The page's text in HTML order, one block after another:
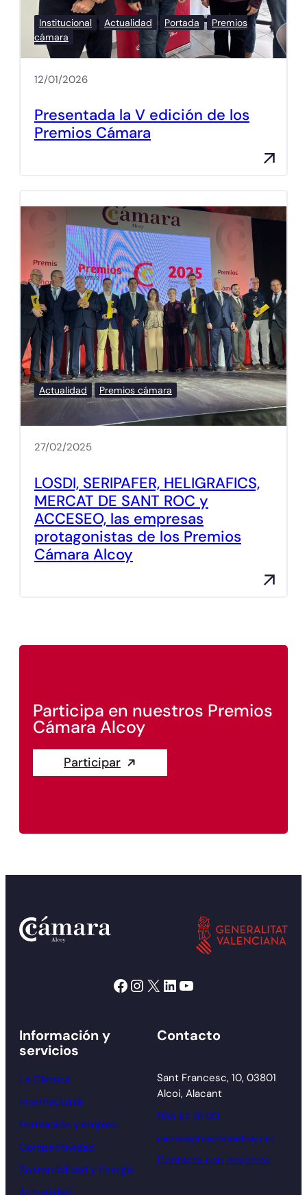
Institucional Actualidad Portada
Premios
cámara
12/01/2026
Presentada la V edición de los
Premios Cámara
Actualidad Premios cámara
27/02/2025
LOSDI, SERIPAFER, HELIGRAFICS,
MERCAT DE SANT ROC y
ACCESEO, las empresas
protagonistas de los Premios
Cámara Alcoy
Participa en nuestros Premios
Cámara Alcoy
Participar
Facebook Instagram X LinkedIn YouTube
Información y
servicios
La Cámara
Internacional
Formación y empleo
Competitividad
Sostenibilidad y Energía
Actualidad
Contacto
Sant Francesc, 10, 03801
Alcoi, Alacant
965 54 91 00
camara@camaraalcoy.net
Contacta con nosotros